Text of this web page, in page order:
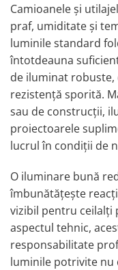
Scania R S G P Next
Scania RPG
Volvo
Volvo Aero
Volvo FH 2 Euro 4
Volvo FH 3 Euro 5
Volvo FH 4 Euro 6
Volvo Model FM
Accesorii iluminare
Bare LED (LED Bar)
si camion
Becuri auto
Becuri Halogen Auto
Camioanele și
praf, umiditate și
luminile standard
întotdeauna
de iluminat robuste,
rezistență sporită.
sau de construcții,
proiectoarele
lucrul în condiții de
O iluminare bună
îmbunătățește
vizibil pentru ceilalți
aspectul tehnic,
responsabilitate
luminile potrivite nu